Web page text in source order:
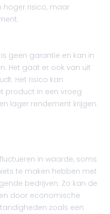
hoger risico, maar
geen garantie en kan in
Het gaat er ook van uit
Het risico kan
product in een vroeg
lager rendement krijgen.
in waarde, soms
te maken hebben met
bedrijven. Zo kan de
door economische
zoals een